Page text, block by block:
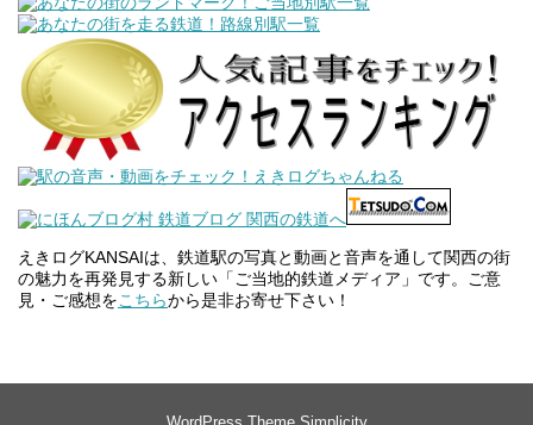
えきログKANSAIは、鉄道駅の写真と動画と音声を通して関西の街
の魅力を再発見する新しい「ご当地的鉄道メディア」です。ご意
見・ご感想をこちらから是非お寄せ下さい！